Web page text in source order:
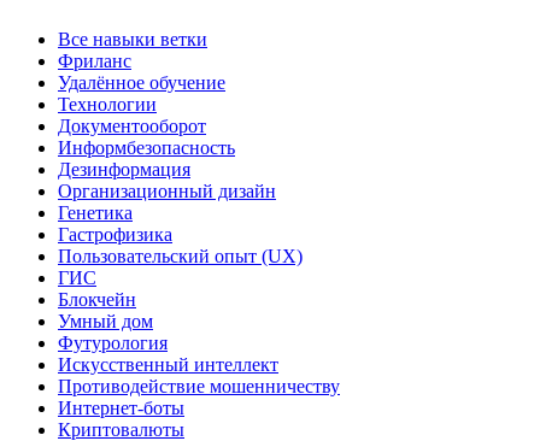
Все навыки ветки
Фриланс
Удалённое обучение
Технологии
Документооборот
Информбезопасность
Дезинформация
Организационный дизайн
Генетика
Гастрофизика
Пользовательский опыт (UX)
ГИС
Блокчейн
Умный дом
Футурология
Искусственный интеллект
Противодействие мошенничеству
Интернет-боты
Криптовалюты